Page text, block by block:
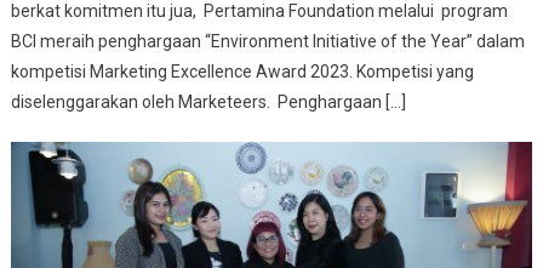
berkat komitmen itu jua, Pertamina Foundation melalui program
BCI meraih penghargaan “Environment Initiative of the Year” dalam
kompetisi Marketing Excellence Award 2023. Kompetisi yang
diselenggarakan oleh Marketeers. Penghargaan […]